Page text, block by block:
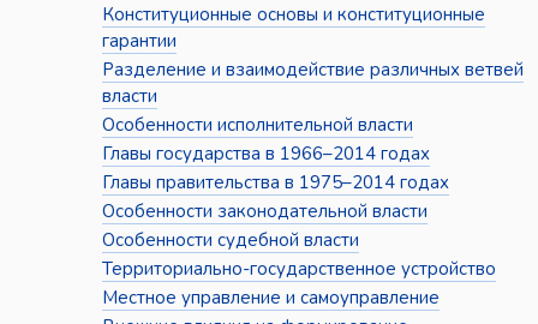
Конституционные основы и конституционные
гарантии
Разделение и взаимодействие различных ветвей
власти
Особенности исполнительной власти
Главы государства в 1966–2014 годах
Главы правительства в 1975–2014 годах
Особенности законодательной власти
Особенности судебной власти
Территориально-государственное устройство
Местное управление и самоуправление